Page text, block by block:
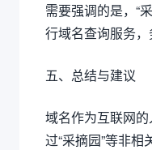
需要强调的是，“
行域名查询服务
五、总结与建议
域名作为互联网
过“采摘园”等非